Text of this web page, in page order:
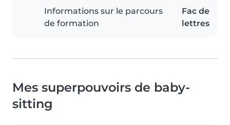
Informations sur le parcours
de formation
Fac de
lettres
Mes superpouvoirs de baby-
sitting